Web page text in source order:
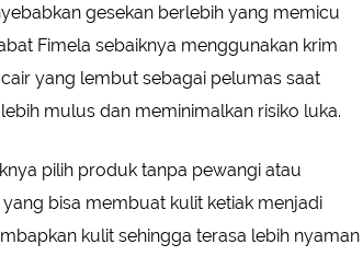
gesekan berlebih yang memicu
Fimela sebaiknya menggunakan krim
yang lembut sebagai pelumas saat
mulus dan meminimalkan risiko luka.
pilih produk tanpa pewangi atau
bisa membuat kulit ketiak menjadi
kulit sehingga terasa lebih nyaman